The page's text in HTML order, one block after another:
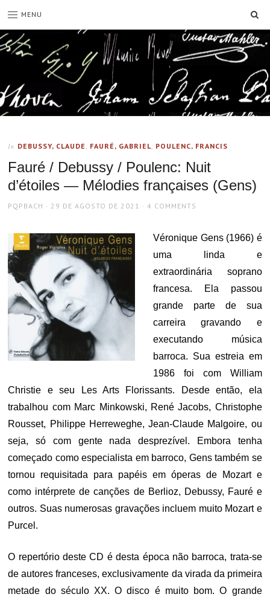
MENU
In DEBUSSY, CLAUDE , FAURÉ, GABRIEL, POULENC, FRANCIS
Fauré / Debussy / Poulenc: Nuit
d’étoiles — Mélodies françaises (Gens)
AUTHOR
PQPBACH
POSTED
29 DE AGOSTO DE 2021 4 COMMENTS
Véronique Gens (1966) é
uma linda e
extraordinária soprano
francesa. Ela passou
grande parte de sua
carreira gravando e
executando música
barroca. Sua estreia em
1986 foi com William
Christie e seu Les Arts Florissants. Desde então, ela
trabalhou com Marc Minkowski, René Jacobs, Christophe
Rousset, Philippe Herreweghe, Jean-Claude Malgoire, ou
seja, só com gente nada desprezível. Embora tenha
começado como especialista em barroco, Gens também se
tornou requisitada para papéis em óperas de Mozart e
como intérprete de canções de Berlioz, Debussy, Fauré e
outros. Suas numerosas gravações incluem muito Mozart e
Purcel.
O repertório deste CD é desta época não barroca, trata-se
de autores franceses, exclusivamente da virada da primeira
metade do século XX. O disco é muito bom. O grande